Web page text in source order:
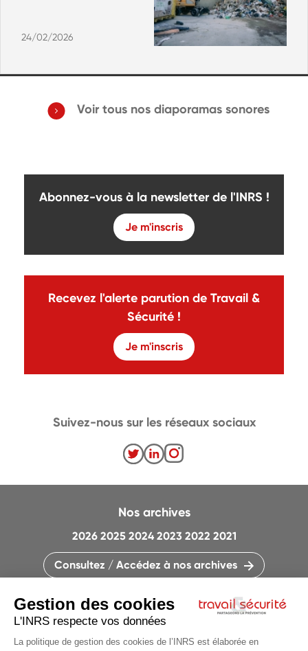
24/02/2026
Voir tous nos diaporamas sonores
Abonnez-vous à la newsletter de l'INRS !
Je m'inscris
Recevez l'alerte parution de Travail &
Sécurité !
Je m'inscris
CONTACTEZ LA RÉDACTION
Nos archives
2026 2025 2024 2023 2022 2021
Consultez / Accédez à nos archives
Suivez-nous sur les réseaux sociaux